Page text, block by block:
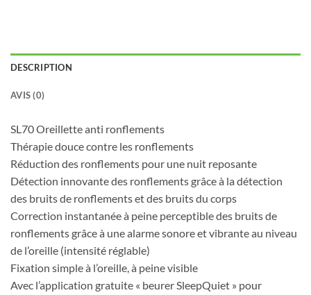
DESCRIPTION
AVIS (0)
SL70 Oreillette anti ronflements
Thérapie douce contre les ronflements
Réduction des ronflements pour une nuit reposante
Détection innovante des ronflements grâce à la détection
des bruits de ronflements et des bruits du corps
Correction instantanée à peine perceptible des bruits de
ronflements grâce à une alarme sonore et vibrante au niveau
de l’oreille (intensité réglable)
Fixation simple à l’oreille, à peine visible
Avec l’application gratuite « beurer SleepQuiet » pour